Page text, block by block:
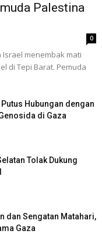
Palestina
0
menembak mati
di Tepi Barat. Pemuda
Hubungan dengan
di Gaza
Tolak Dukung
dan Sengatan Matahari,
Gaza